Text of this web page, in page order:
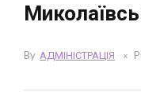
By АДМІНІСТРАЦІЯ